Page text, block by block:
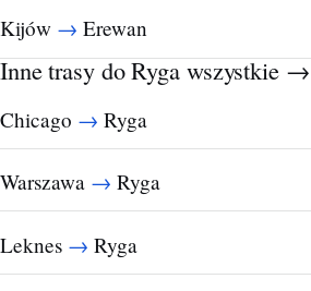
Kijów → Erewan
Inne trasy do Rygawszystkie →
Chicago → Ryga
Warszawa → Ryga
Leknes → Ryga